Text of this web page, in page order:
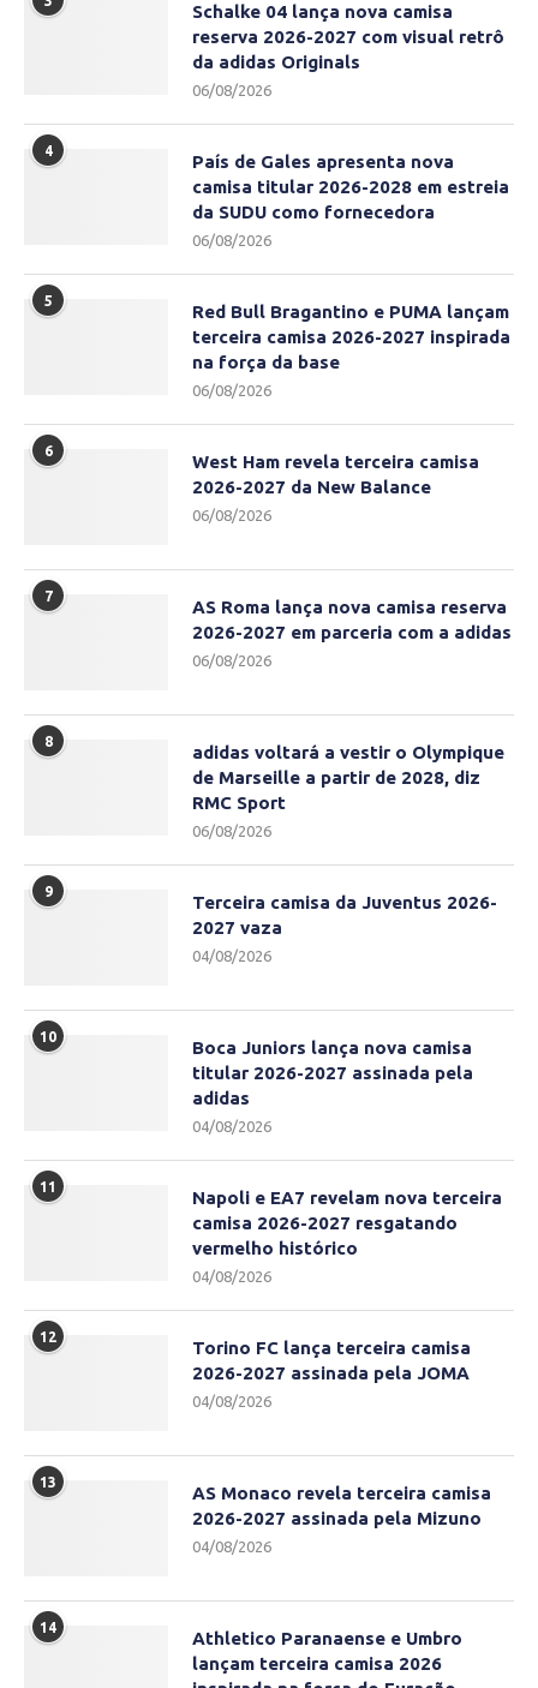
Schalke 04 lança nova camisa
reserva 2026-2027 com visual retrô
da adidas Originals
06/08/2026
4
País de Gales apresenta nova
camisa titular 2026-2028 em estreia
da SUDU como fornecedora
06/08/2026
5
Red Bull Bragantino e PUMA lançam
terceira camisa 2026-2027 inspirada
na força da base
06/08/2026
6
West Ham revela terceira camisa
2026-2027 da New Balance
06/08/2026
7
AS Roma lança nova camisa reserva
2026-2027 em parceria com a adidas
06/08/2026
8
adidas voltará a vestir o Olympique
de Marseille a partir de 2028, diz
RMC Sport
06/08/2026
9
Terceira camisa da Juventus 2026-
2027 vaza
04/08/2026
10
Boca Juniors lança nova camisa
titular 2026-2027 assinada pela
adidas
04/08/2026
11
Napoli e EA7 revelam nova terceira
camisa 2026-2027 resgatando
vermelho histórico
04/08/2026
12
Torino FC lança terceira camisa
2026-2027 assinada pela JOMA
04/08/2026
13
AS Monaco revela terceira camisa
2026-2027 assinada pela Mizuno
04/08/2026
14
Athletico Paranaense e Umbro
lançam terceira camisa 2026